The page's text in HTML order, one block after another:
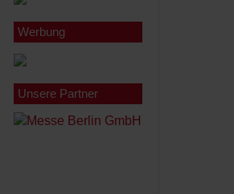
Werbung
Unsere Partner